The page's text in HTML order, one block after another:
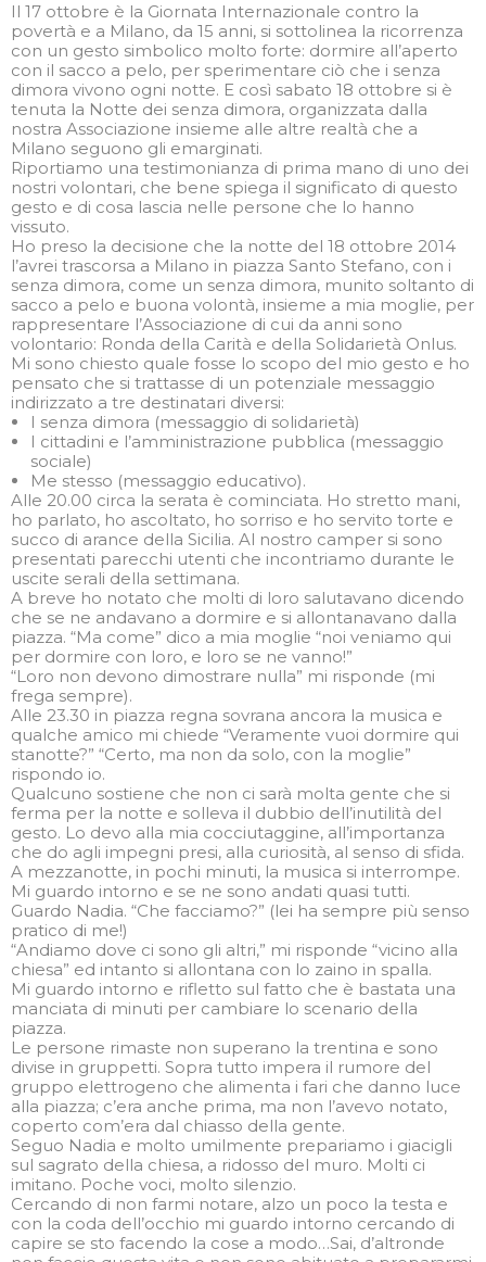
Il 17 ottobre è la Giornata Internazionale contro la
povertà e a Milano, da 15 anni, si sottolinea la ricorrenza
con un gesto simbolico molto forte: dormire all’aperto
con il sacco a pelo, per sperimentare ciò che i senza
dimora vivono ogni notte. E così sabato 18 ottobre si è
tenuta la Notte dei senza dimora, organizzata dalla
nostra Associazione insieme alle altre realtà che a
Milano seguono gli emarginati.
Riportiamo una testimonianza di prima mano di uno dei
nostri volontari, che bene spiega il significato di questo
gesto e di cosa lascia nelle persone che lo hanno
vissuto.
Ho preso la decisione che la notte del 18 ottobre 2014
l’avrei trascorsa a Milano in piazza Santo Stefano, con i
senza dimora, come un senza dimora, munito soltanto di
sacco a pelo e buona volontà, insieme a mia moglie, per
rappresentare l’Associazione di cui da anni sono
volontario: Ronda della Carità e della Solidarietà Onlus.
Mi sono chiesto quale fosse lo scopo del mio gesto e ho
pensato che si trattasse di un potenziale messaggio
indirizzato a tre destinatari diversi:
I senza dimora (messaggio di solidarietà)
I cittadini e l’amministrazione pubblica (messaggio
sociale)
Me stesso (messaggio educativo).
Alle 20.00 circa la serata è cominciata. Ho stretto mani,
ho parlato, ho ascoltato, ho sorriso e ho servito torte e
succo di arance della Sicilia. Al nostro camper si sono
presentati parecchi utenti che incontriamo durante le
uscite serali della settimana.
A breve ho notato che molti di loro salutavano dicendo
che se ne andavano a dormire e si allontanavano dalla
piazza. “Ma come” dico a mia moglie “noi veniamo qui
per dormire con loro, e loro se ne vanno!”
“Loro non devono dimostrare nulla” mi risponde (mi
frega sempre).
Alle 23.30 in piazza regna sovrana ancora la musica e
qualche amico mi chiede “Veramente vuoi dormire qui
stanotte?” “Certo, ma non da solo, con la moglie”
rispondo io.
Qualcuno sostiene che non ci sarà molta gente che si
ferma per la notte e solleva il dubbio dell’inutilità del
gesto. Lo devo alla mia cocciutaggine, all’importanza
che do agli impegni presi, alla curiosità, al senso di sfida.
A mezzanotte, in pochi minuti, la musica si interrompe.
Mi guardo intorno e se ne sono andati quasi tutti.
Guardo Nadia. “Che facciamo?” (lei ha sempre più senso
pratico di me!)
“Andiamo dove ci sono gli altri,” mi risponde “vicino alla
chiesa” ed intanto si allontana con lo zaino in spalla.
Mi guardo intorno e rifletto sul fatto che è bastata una
manciata di minuti per cambiare lo scenario della
piazza.
Le persone rimaste non superano la trentina e sono
divise in gruppetti. Sopra tutto impera il rumore del
gruppo elettrogeno che alimenta i fari che danno luce
alla piazza; c’era anche prima, ma non l’avevo notato,
coperto com’era dal chiasso della gente.
Seguo Nadia e molto umilmente prepariamo i giacigli
sul sagrato della chiesa, a ridosso del muro. Molti ci
imitano. Poche voci, molto silenzio.
Cercando di non farmi notare, alzo un poco la testa e
con la coda dell’occhio mi guardo intorno cercando di
capire se sto facendo la cose a modo…Sai, d’altronde